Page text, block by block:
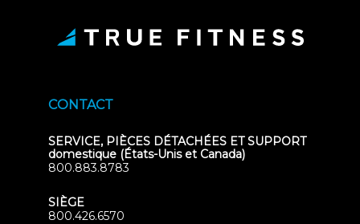
CONTACT
SERVICE, PIÈCES DÉTACHÉES ET SUPPORT
domestique (États-Unis et Canada)
800.883.8783
SIÈGE
800.426.6570